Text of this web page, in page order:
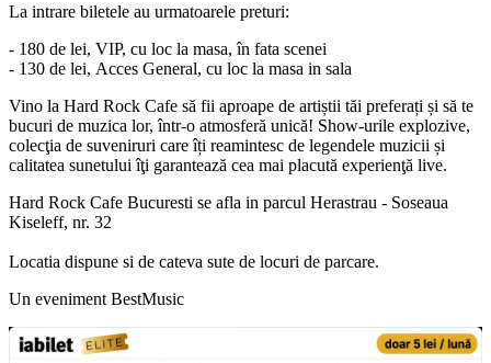
La intrare biletele au urmatoarele preturi:
- 180 de lei, VIP, cu loc la masa, în fata scenei
- 130 de lei, Acces General, cu loc la masa in sala
Vino la Hard Rock Cafe să fii aproape de artiștii tăi preferați și să te
bucuri de muzica lor, într-o atmosferă unică! Show-urile explozive,
colecţia de suveniruri care îți reamintesc de legendele muzicii și
calitatea sunetului îţi garantează cea mai placută experienţă live.
Hard Rock Cafe Bucuresti se afla in parcul Herastrau - Soseaua
Kiseleff, nr. 32
Locatia dispune si de cateva sute de locuri de parcare.
Un eveniment BestMusic